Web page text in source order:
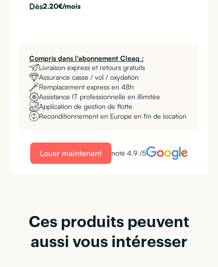
Dès2.20€/mois
Compris dans l'abonnement Cleaq :
Livraison express et retours gratuits
Assurance casse / vol / oxydation
Remplacement express en 48h
Assistance IT professionnelle en illimitée
Application de gestion de flotte
Reconditionnement en Europe en fin de location
Louer maintenant noté 4.9 /5
Ces produits peuvent
aussi vous intéresser